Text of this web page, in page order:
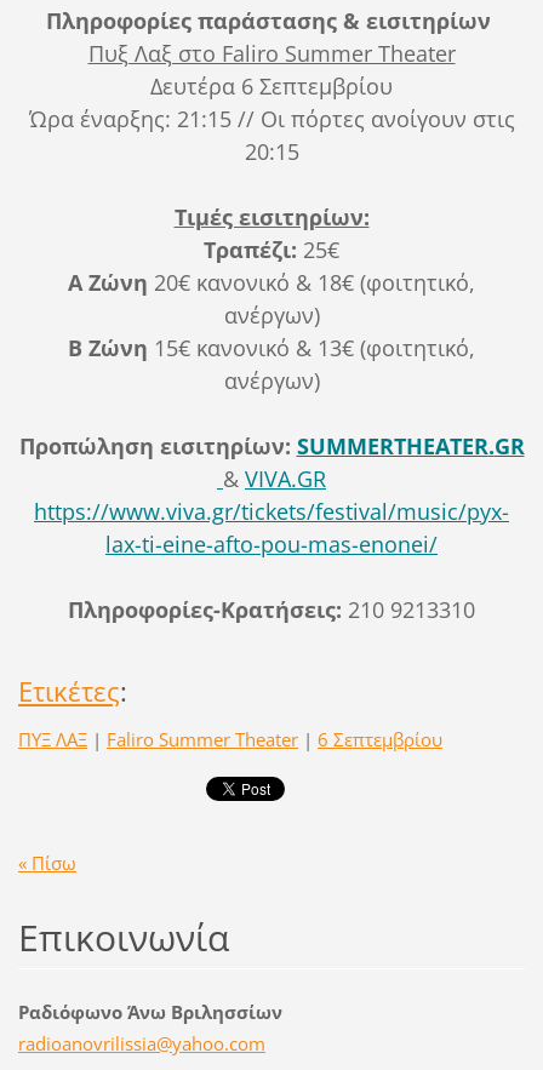
Πληροφορίες παράστασης & εισιτηρίων
Πυξ Λαξ στο Faliro Summer Theater
Δευτέρα 6 Σεπτεμβρίου
Ώρα έναρξης: 21:15 // Οι πόρτες ανοίγουν στις
20:15
Τιμές εισιτηρίων:
Τραπέζι: 25€
A Ζώνη 20€ κανονικό & 18€ (φοιτητικό,
ανέργων)
Β Ζώνη 15€ κανονικό & 13€ (φοιτητικό,
ανέργων)
Προπώληση εισιτηρίων: SUMMERTHEATER.GR
& VIVA.GR
https://www.viva.gr/tickets/festival/music/pyx-
lax-ti-eine-afto-pou-mas-enonei/
Πληροφορίες-Κρατήσεις: 210 9213310
Ετικέτες:
ΠΥΞ ΛΑΞ | Faliro Summer Theater | 6 Σεπτεμβρίου
« Πίσω
Επικοινωνία
Ραδιόφωνο Άνω Βριλησσίων
radioanovrilissia@yahoo.com